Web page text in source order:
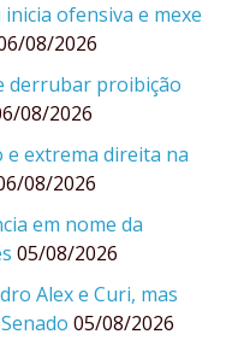
ofensiva e mexe
08/2026
derrubar proibição
08/2026
e extrema direita na
08/2026
em nome da
05/08/2026
Alex e Curi, mas
05/08/2026